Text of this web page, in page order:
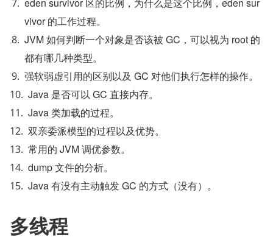
vivor 的工作过程。
JVM 如何判断一个对象是否该被 GC，可以视为 root 的
都有哪几种类型。
强软弱虚引用的区别以及 GC 对他们执行怎样的操作。
Java 是否可以 GC 直接内存。
Java 类加载的过程。
双亲委派模型的过程以及优势。
常用的 JVM 调优参数。
dump 文件的分析。
Java 有没有主动触发 GC 的方式（没有）。
多线程